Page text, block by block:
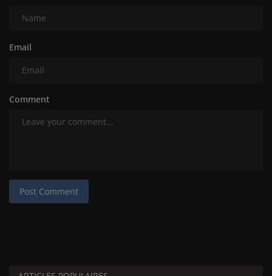
Email
Comment
Post Comment